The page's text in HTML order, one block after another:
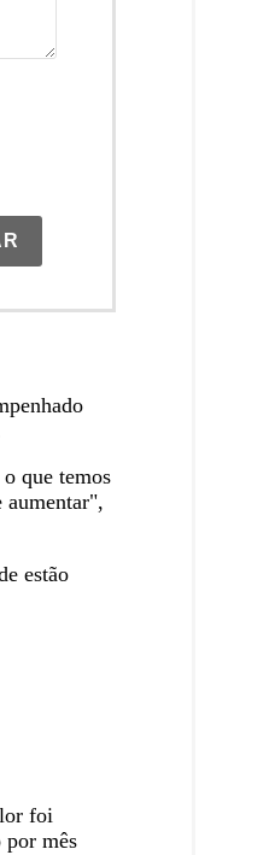
que temos
aumentar",
estão
foi
por mês